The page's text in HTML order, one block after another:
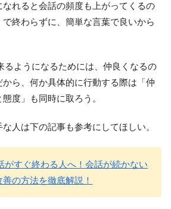
れると会話の頻度も上がってくるの
終わらずに、簡単な言葉で良いから
るようになるためには、仲良くなるの
ら、何か具体的に行動する際は「仲
度」も同時に取ろう。
人は下の記事も参考にしてほしい。
がすぐ終わる人へ！会話が続かない
の方法を徹底解説！